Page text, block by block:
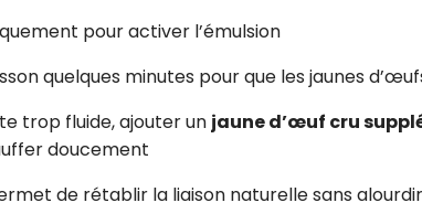
pour activer l’émulsion
quelques minutes pour que les jaunes
trop fluide, ajouter un jaune d’œuf cru
doucement
de rétablir la liaison naturelle sans